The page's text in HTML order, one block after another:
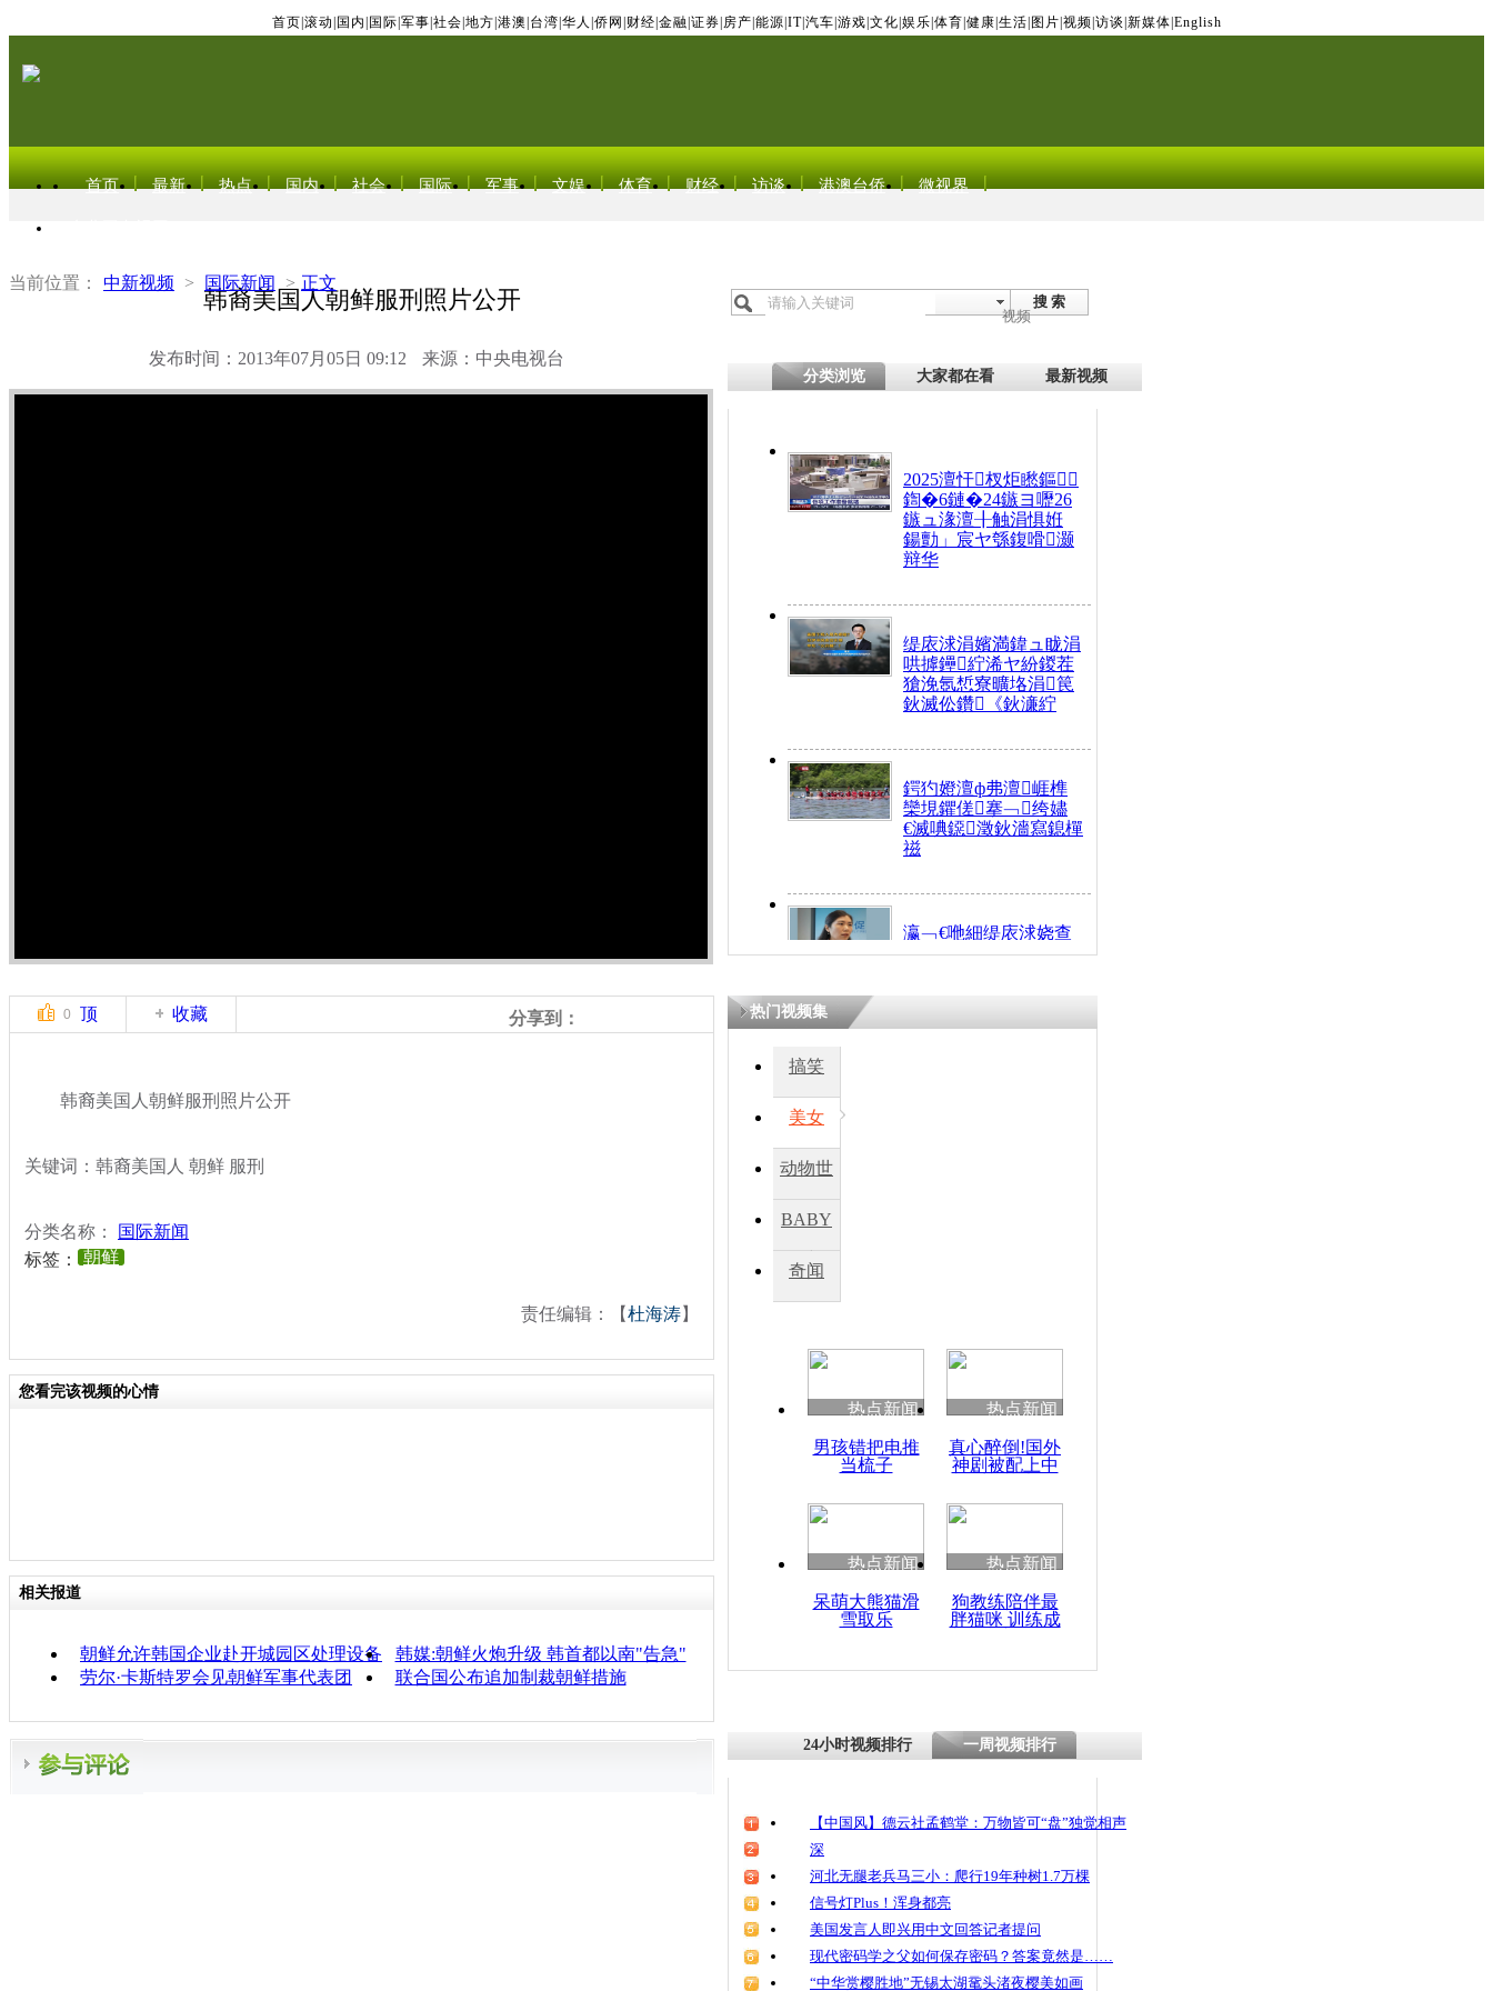
首页 滚动 国内 国际 军事 社会 地方 港澳 台湾 华人 侨网 财经 金融 证券 房产 能源 IT| 汽车 游戏 文化 娱乐 体育 健康 生活 图片 视频 访谈 新媒体 English
首页 最新 热点 国内 社会 国际 军事 文娱 体育 财经 访谈 港澳台侨 微视界
当前位置： 中新视频 > 国际新闻 > 正文
韩裔美国人朝鲜服刑照片公开
发布时间：2013年07月05日 09:12 来源：中央电视台
搜 索
视频
分类浏览 大家都在看 最新视频
2025澶忓杈炬矁鏂
鍧�6鏈�24鏃ヨ嚦26
鏃ュ湪澶╂触涓惧姙
鍚勯」宸ヤ綔鍑嗗灏
辩华
缇庡浗涓嬪満鍏ュ眬涓
哄摢鑸紵浠ヤ紛鍐茬
獊浼氬惁寮曠垎涓笢
鈥滅伀鑽《鈥濓紵
鍔犳嬁澶ф弗澶崕榫
欒垷鑺傞搴﹁绔嬧
€滅唺鐚澂鈥濇寫鎴樿
禌
瀛﹁€咃細缇庡浗娆查
€间笢鍗椾簹涓庝腑鍥
瘑灞€
0 顶 收藏 分享到：
韩裔美国人朝鲜服刑照片公开
关键词：韩裔美国人 朝鲜 服刑
分类名称：
国际新闻
标签：
朝鲜
责任编辑：【杜海涛】
您看完该视频的心情
相关报道
朝鲜允许韩国企业赴开城园区处理设备
韩媒:朝鲜火炮升级 韩首都以南"告急"
劳尔·卡斯特罗会见朝鲜军事代表团
联合国公布追加制裁朝鲜措施
热门视频集
搞笑
美女
动物世
BABY
秀
奇闻
热点新闻
男孩错把电推
当梳子
热点新闻
真心醉倒!国外
神剧被配上中
热点新闻
呆萌大熊猫滑
雪取乐
热点新闻
狗教练陪伴最
胖猫咪 训练成
24小时视频排行 一周视频排行
【中国风】德云社孟鹤堂：万物皆可“盘”独觉相声
深
河北无腿老兵马三小：爬行19年种树1.7万棵
信号灯Plus！浑身都亮
美国发言人即兴用中文回答记者提问
现代密码学之父如何保存密码？答案竟然是……
“中华赏樱胜地”无锡太湖鼋头渚夜樱美如画